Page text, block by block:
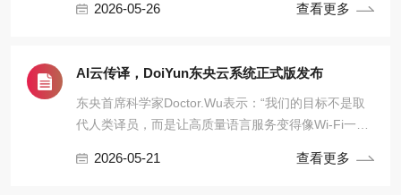
2026-05-26 查看更多
AI云传译，DoiYun东央云系统正式版发布
东央首席科学家Doctor.Wu表示：“我们的目标不是取
代人类译员，而是让高质量语言服务变得像Wi-Fi一样
语种会议时，全球化协作才真正走向普惠。”
2026-05-21 查看更多